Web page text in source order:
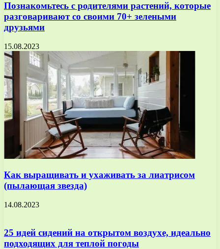
Познакомьтесь с родителями растений, которые
разговаривают со своими 70+ зелеными
друзьями
15.08.2023
Как выращивать и ухаживать за лиатрисом
(пылающая звезда)
14.08.2023
25 идей сидений на открытом воздухе, идеально
подходящих для теплой погоды